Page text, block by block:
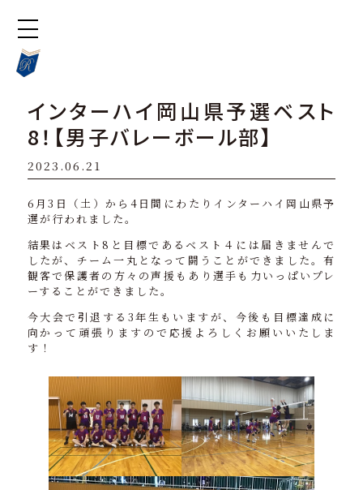
インターハイ岡山県予選ベスト
8！【男子バレーボール部】
2023.06.21
6月3日（土）から4日間にわたりインターハイ岡山県予
選が行われました。
結果はベスト8と目標であるベスト４には届きませんで
したが、チーム一丸となって闘うことができました。有
観客で保護者の方々の声援もあり選手も力いっぱいプレ
ーすることができました。
今大会で引退する3年生もいますが、今後も目標達成に
向かって頑張りますので応援よろしくお願いいたしま
す！